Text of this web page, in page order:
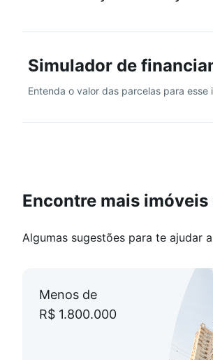
Área comum contém: sala de
Ótima localização, próximo a toda
Simulador de
Entenda o valor das parcelas para esse
Encontre mais imóveis
Algumas sugestões para te ajudar
Menos de
R$ 1.800.000